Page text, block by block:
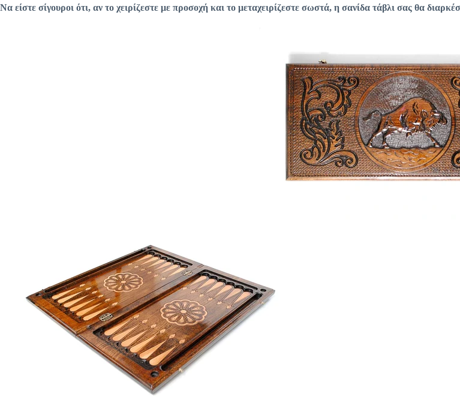
Να είστε σίγουροι ότι, αν το χειρίζεστε με προσοχή και το μεταχειρίζεστε σωστά, η σανίδα τάβλι σας θα